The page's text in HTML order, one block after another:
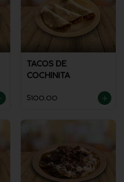
TACOS DE
COCHINITA
$100.00